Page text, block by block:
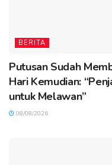
BERITA
Putusan Sudah
Hari Kemudian:
untuk Melawan”
08/08/2026